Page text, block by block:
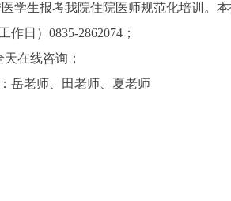
学生报考我院住院医师规范化培训。
作日）0835-2862074；
在线咨询；
岳老师、田老师、夏老师